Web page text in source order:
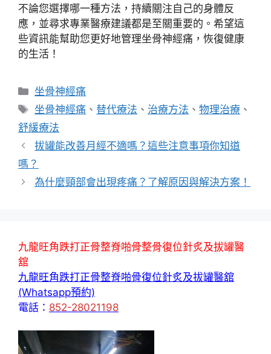
不論您選擇哪一種方法，持續關注自己的身體反
應，並尋求專業醫療建議都是至關重要的。希望這
些資訊能幫助您更好地管理坐骨神經痛，恢復健康
的生活！
分
類
坐骨神經痛
標
籤
坐骨神經痛 、 替代療法 、 治療方法 、物理治療 、
舒緩療法
拔罐能改善月經不適嗎？這些注意事項你知道
嗎？
為什麼頸部會出現疼痛？了解原因與解決方案！
九龍旺角跌打正骨整脊啪骨整骨復位針炙及拔罐醫
舘
九龍旺角跌打正骨整脊啪骨復位針炙及拔罐醫舘
(Whatsapp預約)
電話： 852-28021198